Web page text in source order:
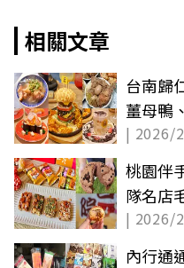
相關文章
台南歸
薑母鴨
司
| 2026/
桃園伴
隊名店
乳燒
| 2026/
內行通